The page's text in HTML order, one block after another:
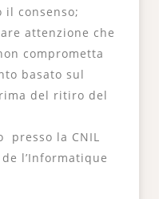
il consenso;
attenzione che
comprometta
basato sul
del ritiro del
presso la CNIL
l’Informatique